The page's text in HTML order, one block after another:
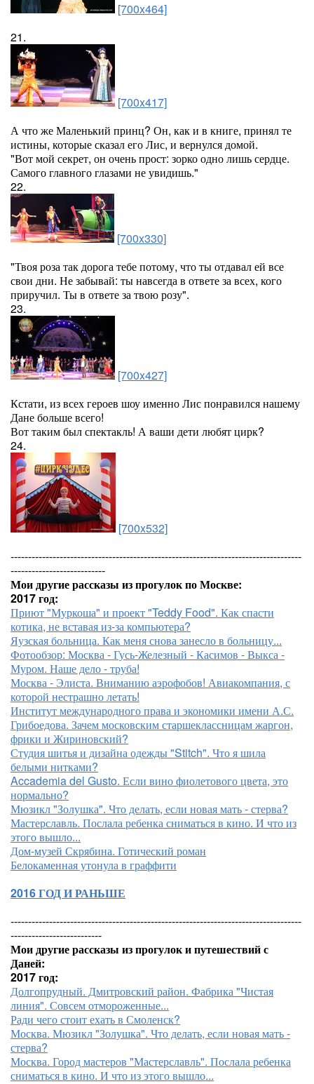
[700x464]
21.
[700x417]
А что же Маленький принц? Он, как и в книге, принял те
истины, которые сказал его Лис, и вернулся домой.
"Вот мой секрет, он очень прост: зорко одно лишь сердце.
Самого главного глазами не увидишь."
22.
[700x330]
"Твоя роза так дорога тебе потому, что ты отдавал ей все
свои дни. Не забывай: ты навсегда в ответе за всех, кого
приручил. Ты в ответе за твою розу".
23.
[700x427]
Кстати, из всех героев шоу именно Лис понравился нашему
Дане больше всего!
Вот таким был спектакль! А ваши дети любят цирк?
24.
[700x532]
-----------------------------------------------------------------------------------
---------------------------
Мои другие рассказы из прогулок по Москве:
2017 год:
Приют "Муркоша" и проект "Teddy Food". Как спасти
котика, не вставая из-за компьютера?
Яузская больница. Как меня снова занесло в больницу...
Фотообзор: Москва - Гусь-Железный - Касимов - Выкса -
Муром. Наше дело - труба!
Москва - Элиста. Вниманию аэрофобов! Авиакомпания, с
которой нестрашно летать!
Институт международного права и экономики имени А.С.
Грибоедова. Зачем московским старшеклассницам жаргон,
фрики и Жириновский?
Студия шитья и дизайна одежды "Stitch". Что я шила
белыми нитками?
Accademia del Gusto. Если вино фиолетового цвета, это
нормально?
Мюзикл "Золушка". Что делать, если новая мать - стерва?
Мастерславль. Послала ребенка сниматься в кино. И что из
этого вышло...
Дом-музей Скрябина. Готический роман
Белокаменная утонула в граффити
2016 ГОД И РАНЬШЕ
-----------------------------------------------------------------------------------
--------------------------
Мои другие рассказы из прогулок и путешествий с
Даней:
2017 год:
Долгопрудный. Дмитровский район. Фабрика "Чистая
линия". Совсем отмороженные...
Ради чего стоит ехать в Смоленск?
Москва. Мюзикл "Золушка". Что делать, если новая мать -
стерва?
Москва. Город мастеров "Мастерславль". Послала ребенка
сниматься в кино. И что из этого вышло...